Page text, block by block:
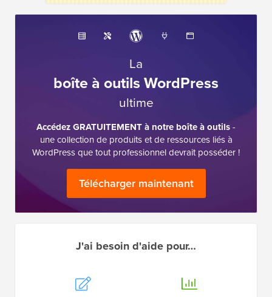
La
boîte à outils WordPress
ultime
Accédez GRATUITEMENT à notre boîte à outils-
une collection de produits et de ressources liés à
WordPress que tout professionnel devrait posséder !
Télécharger maintenant
J'ai besoin d'aide pour…